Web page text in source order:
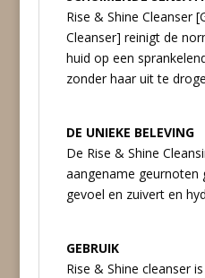
Rise & Shine Cleanser
Cleanser] reinigt de
huid op een
zonder haar uit te
DE UNIEKE BELEVING
De Rise & Shine
aangename geurnoten
gevoel en zuivert en
GEBRUIK
Rise & Shine cleanser